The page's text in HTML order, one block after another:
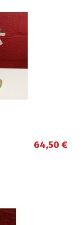
64,50 €